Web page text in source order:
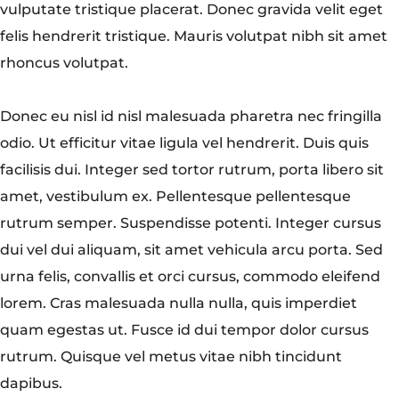
vulputate tristique placerat. Donec gravida velit eget
felis hendrerit tristique. Mauris volutpat nibh sit amet
rhoncus volutpat.
Donec eu nisl id nisl malesuada pharetra nec fringilla
odio. Ut efficitur vitae ligula vel hendrerit. Duis quis
facilisis dui. Integer sed tortor rutrum, porta libero sit
amet, vestibulum ex. Pellentesque pellentesque
rutrum semper. Suspendisse potenti. Integer cursus
dui vel dui aliquam, sit amet vehicula arcu porta. Sed
urna felis, convallis et orci cursus, commodo eleifend
lorem. Cras malesuada nulla nulla, quis imperdiet
quam egestas ut. Fusce id dui tempor dolor cursus
rutrum. Quisque vel metus vitae nibh tincidunt
dapibus.